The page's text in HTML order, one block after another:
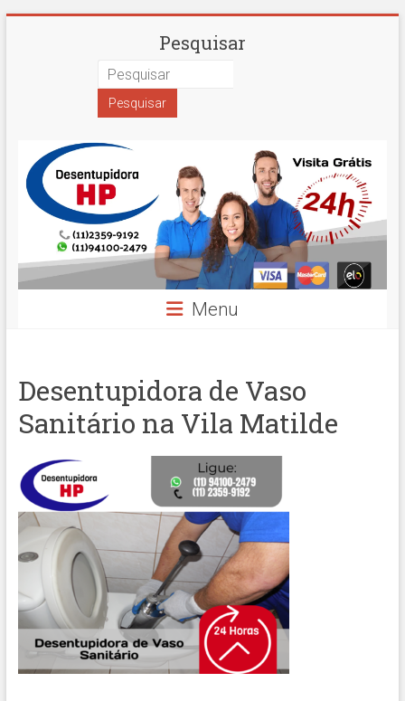
Desentupidora
Paulo
Hidro
Prime
Pesquisar
Menu
Desentupidora de Vaso
Sanitário na Vila Matilde